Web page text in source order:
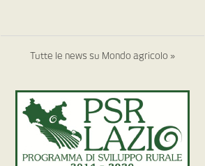
Tutte le news su Mondo agricolo »